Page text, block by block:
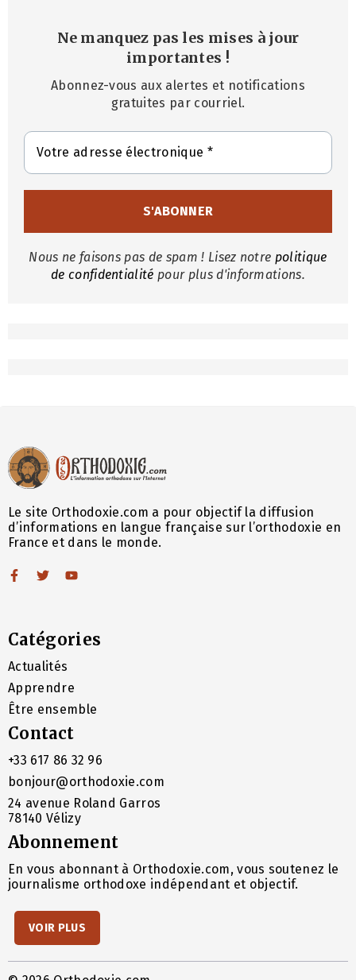
Ne manquez pas les mises à jour
importantes !
Abonnez-vous aux alertes et notifications
gratuites par courriel.
Nous ne faisons pas de spam ! Lisez notre politique
de confidentialité pour plus d'informations.
Le site Orthodoxie.com a pour objectif la diffusion
d’informations en langue française sur l’orthodoxie en
France et dans le monde.
Catégories
Actualités
Apprendre
Être ensemble
Contact
+33 617 86 32 96
bonjour@orthodoxie.com
24 avenue Roland Garros
78140 Vélizy
Abonnement
En vous abonnant à Orthodoxie.com, vous soutenez le
journalisme orthodoxe indépendant et objectif.
VOIR PLUS